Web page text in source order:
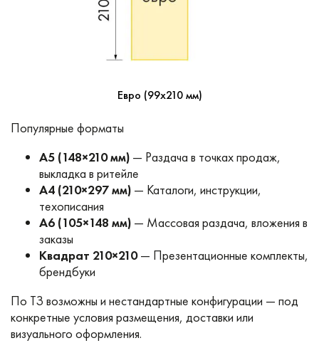
Евро (99х210 мм)
Популярные форматы
A5 (148×210 мм) — Раздача в точках продаж,
выкладка в ритейле
A4 (210×297 мм) — Каталоги, инструкции,
техописания
A6 (105×148 мм) — Массовая раздача, вложения в
заказы
Квадрат 210×210— Презентационные комплекты,
брендбуки
По ТЗ возможны и нестандартные конфигурации — под
конкретные условия размещения, доставки или
визуального оформления.